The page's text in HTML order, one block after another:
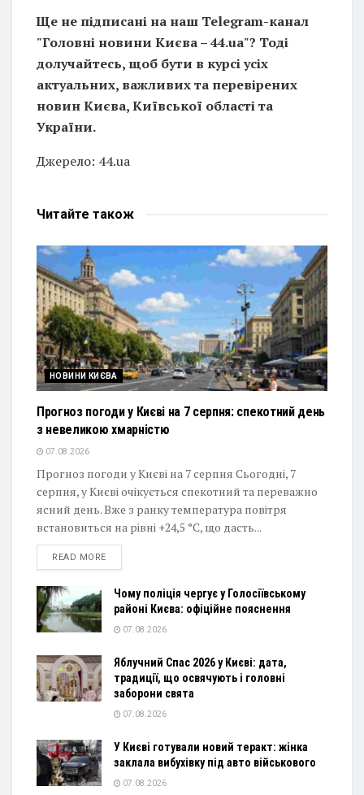
Ще не підписані на наш Telegram-канал
"Головні новини Києва – 44.ua"? Тоді
долучайтесь, щоб бути в курсі усіх
актуальних, важливих та перевірених
новин Києва, Київської області та
України.
Джерело: 44.ua
Читайте також
НОВИНИ КИЄВА
Прогноз погоди у Києві на 7 серпня: спекотний день
з невеликою хмарністю
07.08.2026
Прогноз погоди у Києві на 7 серпня Сьогодні, 7
серпня, у Києві очікується спекотний та переважно
ясний день. Вже з ранку температура повітря
встановиться на рівні +24,5 °C, що дасть...
READ MOREDETAILS
Чому поліція чергує у Голосіївському
районі Києва: офіційне пояснення
07.08.2026
Яблучний Спас 2026 у Києві: дата,
традиції, що освячують і головні
заборони свята
07.08.2026
У Києві готували новий теракт: жінка
заклала вибухівку під авто військового
07.08.2026